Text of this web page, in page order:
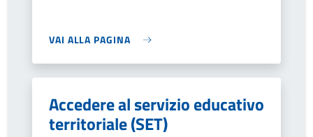
VAI ALLA PAGINA
Accedere al servizio educativo
territoriale (SET)